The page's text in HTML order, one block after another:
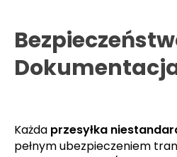
Każda przesyłka
pełnym ubezpieczeniem